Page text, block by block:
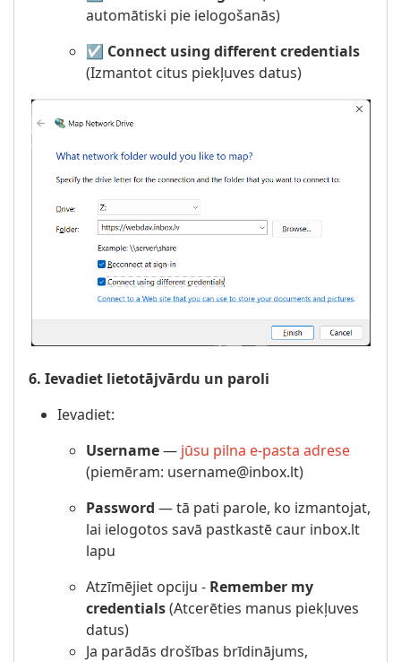
automātiski pie ielogošanās)
☑️ Connect using different credentials
(Izmantot citus piekļuves datus)
6. Ievadiet lietotājvārdu un paroli
Ievadiet:
Username— jūsu pilna e-pasta adrese
(piemēram: username@inbox.lt)
Password — tā pati parole, ko izmantojat,
lai ielogotos savā pastkastē caur inbox.lt
lapu
Atzīmējiet opciju - Remember my
credentials(Atcerēties manus piekļuves
datus)
Ja parādās drošības brīdinājums,